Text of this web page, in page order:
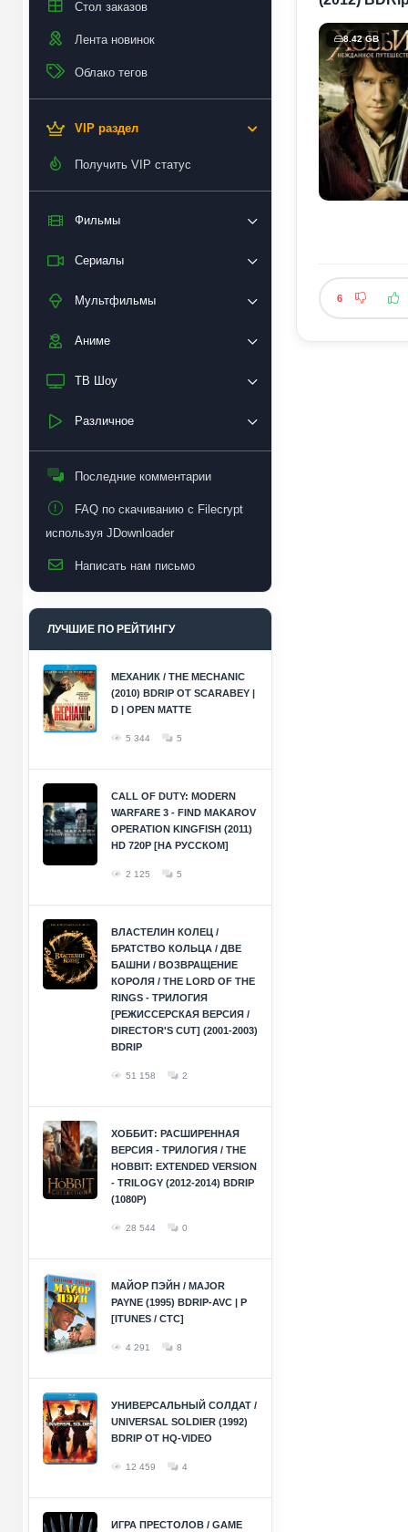
Стол заказов
Лента новинок
Облако тегов
VIP раздел
Получить VIP статус
Фильмы
Сериалы
Мультфильмы
Аниме
ТВ Шоу
Различное
Последние комментарии
FAQ по скачиванию с Filecrypt
используя JDownloader
Написать нам письмо
ЛУЧШИЕ ПО РЕЙТИНГУ
МЕХАНИК / THE MECHANIC
(2010) BDRIP ОТ SCARABEY |
D | OPEN MATTE
5 344 5
CALL OF DUTY: MODERN
WARFARE 3 - FIND MAKAROV
OPERATION KINGFISH (2011)
HD 720P [НА РУССКОМ]
2 125 5
ВЛАСТЕЛИН КОЛЕЦ /
БРАТСТВО КОЛЬЦА / ДВЕ
БАШНИ / ВОЗВРАЩЕНИЕ
КОРОЛЯ / THE LORD OF THE
RINGS - ТРИЛОГИЯ
[РЕЖИССЕРСКАЯ ВЕРСИЯ /
DIRECTOR'S CUT] (2001-2003)
BDRIP
51 158 2
ХОББИТ: РАСШИРЕННАЯ
ВЕРСИЯ - ТРИЛОГИЯ / THE
HOBBIT: EXTENDED VERSION
- TRILOGY (2012-2014) BDRIP
(1080P)
28 544 0
МАЙОР ПЭЙН / MAJOR
PAYNE (1995) BDRIP-AVC | P
[ITUNES / СТС]
4 291 8
УНИВЕРСАЛЬНЫЙ СОЛДАТ /
UNIVERSAL SOLDIER (1992)
BDRIP ОТ HQ-VIDEO
12 459 4
ИГРА ПРЕСТОЛОВ / GAME
8.42 GB
6